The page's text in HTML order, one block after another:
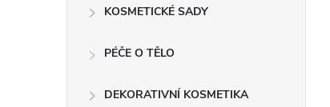
KOSMETICKÉ SADY
PÉČE O TĚLO
DEKORATIVNÍ KOSMETIKA